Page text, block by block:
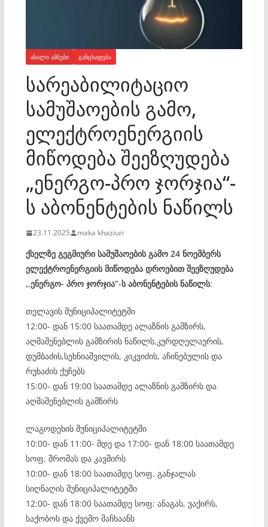
ᲐᲮᲐᲚᲘ ᲐᲛᲑᲔᲑᲘ ᲒᲐᲜᲪᲮᲐᲓᲔᲑᲐ
სარეაბილიტაციო
სამუშაოების გამო,
ელექტროენერგიის
მიწოდება შეეზღუდება
„ენერგო-პრო ჯორჯია“-
ს აბონენტების ნაწილს
23.11.2025 maka khaziuri
ქსელზე გეგმიური სამუშაოების გამო 24 ნოემბერს
ელექტროენერგიის მიწოდება დროებით შეეზღუდება
,,ენერგო- პრო ჯორჯია”-ს აბონენტების ნაწილს:
თელავის მუნიციპალიტეტში
12:00- დან 15:00 საათამდე ალაზნის გამზირს,
აღმაშენებლის გამზირის ნაწილს,კურდღელაურის,
დუმბაძის,სეხნიაშვილის, კიკვიძის, აჩინებულის და
რუხაძის ქუჩებს
15:00- დან 19:00 საათამდე ალაზნის გამზირს და
აღმაშენებლის გამზირს
ლაგოდეხის მუნიციპალიტეტში
10:00- დან 11:00- მდე და 17:00- დან 18:00 საათამდე
სოფ. შრომას და კავშირს
10:00- დან 18:00 საათამდე სოფ. განჯალას
სიღნაღის მუნიციპალიტეტში
12:00- დან 18:00 საათამდე სოფ: ანაგას, ვაქირს,
საქობოს და ქვემო მაჩხაანს